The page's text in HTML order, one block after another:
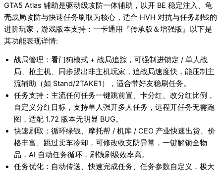
GTA5 Atlas 辅助是驱动级攻防一体辅助，以开 BE 稳定注入、龟
壳战局攻防与快速任务刷取为核心，适合 HVH 对抗与任务刷钱的
进阶玩家，游戏版本支持：一卡通用『传承版＆增强版』以下是
其功能表现详情:
战局管理：看门狗模式 + 战局追踪，可强制进锁定 / 单人战
局、抢主机、同步踢出非主机玩家，追战局速度快，能压制主
流辅助（如 Stand/2TAKE1），适合带好友稳刷任务。
任务支持：主流任何任务一键跳前置、卡分红、改分红比例，
自定义分红目标，支持单人强开多人任务，远程开任务无需跑
图，适配 1.72 版本无明显 BUG。
快速刷取：循环绿钱、摩托帮 / 机库 / CEO 产业快速出货、价
格丰富、跳过卖车冷却，可修改收支防异常，一键解锁全物
品，AI 自动任务循环，刷钱刷级效率高。
任务优化：自动传送、快速完成任务、任务参数自定义，极大